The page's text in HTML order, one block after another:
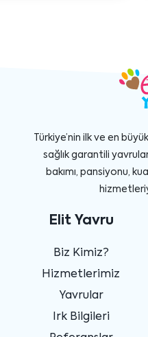
Türkiye’nin ilk ve en
sağlık garantili
bakımı, pansiyonu,
Elit Yavru
Biz Kimiz?
Hizmetlerimiz
Yavrular
Irk Bilgileri